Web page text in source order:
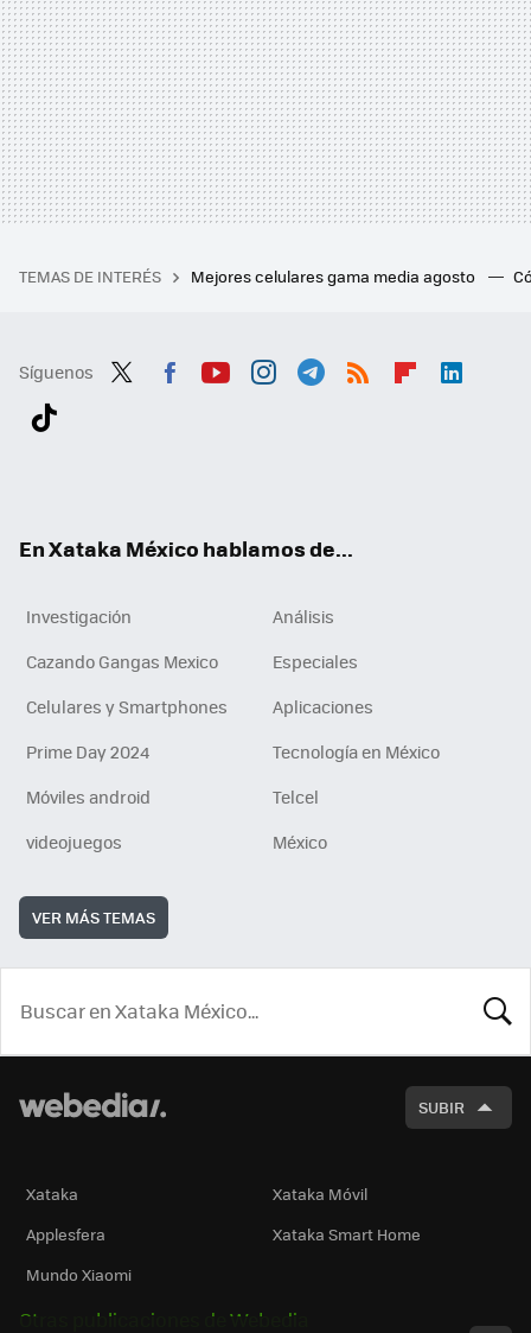
TEMAS DE INTERÉS Mejores celulares gama media agosto
Síguenos
En Xataka México hablamos de...
Investigación
Análisis
Cazando Gangas Mexico
Especiales
Celulares y Smartphones
Aplicaciones
Prime Day 2024
Tecnología en México
Móviles android
Telcel
videojuegos
México
VER MÁS TEMAS
SUBIR
Xataka
Xataka Móvil
Applesfera
Xataka Smart Home
Mundo Xiaomi
Otras publicaciones de Webedia